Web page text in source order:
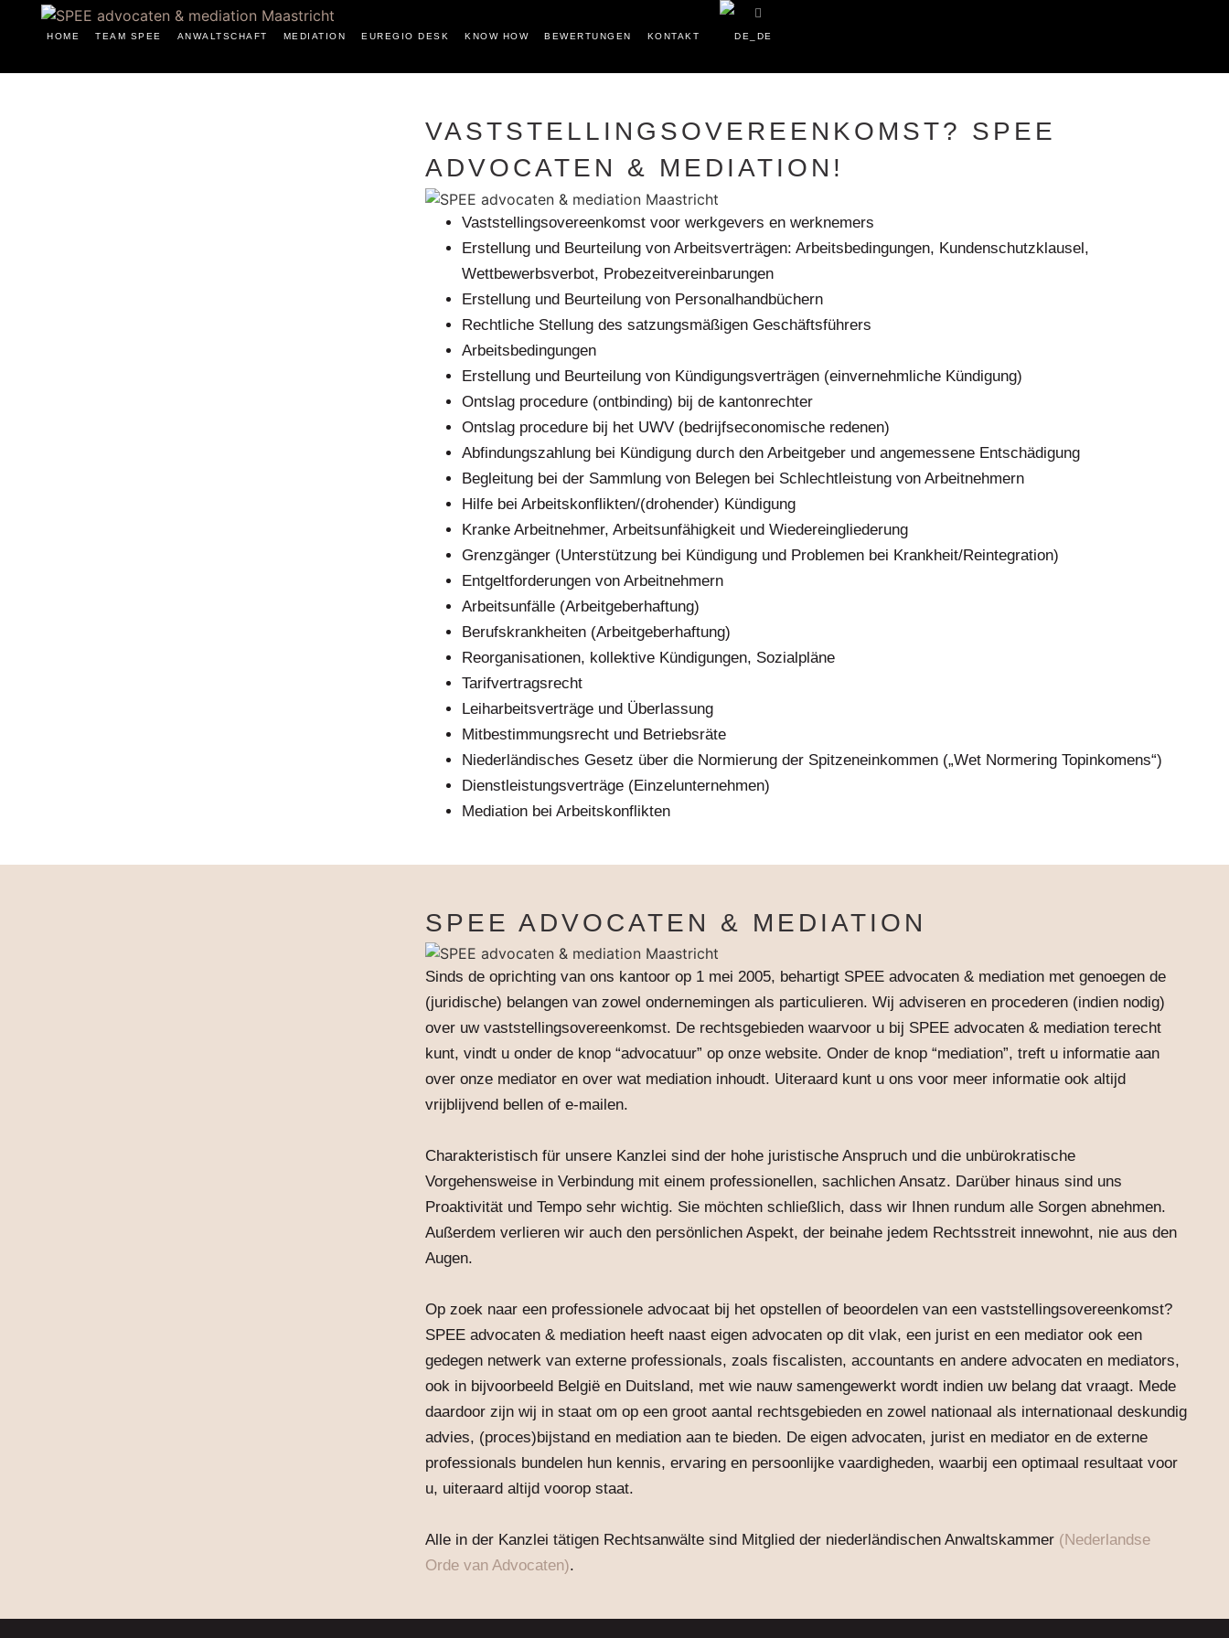
HOME TEAM SPEE ANWALTSCHAFT MEDIATION EUREGIO DESK KNOW HOW BEWERTUNGEN KONTAKT
VASTSTELLINGSOVEREENKOMST? SPEE
ADVOCATEN & MEDIATION!
Vaststellingsovereenkomst voor werkgevers en werknemers
Erstellung und Beurteilung von Arbeitsverträgen: Arbeitsbedingungen, Kundenschutzklausel,
Wettbewerbsverbot, Probezeitvereinbarungen
Erstellung und Beurteilung von Personalhandbüchern
Rechtliche Stellung des satzungsmäßigen Geschäftsführers
Arbeitsbedingungen
Erstellung und Beurteilung von Kündigungsverträgen (einvernehmliche Kündigung)
Ontslag procedure (ontbinding) bij de kantonrechter
Ontslag procedure bij het UWV (bedrijfseconomische redenen)
Abfindungszahlung bei Kündigung durch den Arbeitgeber und angemessene Entschädigung
Begleitung bei der Sammlung von Belegen bei Schlechtleistung von Arbeitnehmern
Hilfe bei Arbeitskonflikten/(drohender) Kündigung
Kranke Arbeitnehmer, Arbeitsunfähigkeit und Wiedereingliederung
Grenzgänger (Unterstützung bei Kündigung und Problemen bei Krankheit/Reintegration)
Entgeltforderungen von Arbeitnehmern
Arbeitsunfälle (Arbeitgeberhaftung)
Berufskrankheiten (Arbeitgeberhaftung)
Reorganisationen, kollektive Kündigungen, Sozialpläne
Tarifvertragsrecht
Leiharbeitsverträge und Überlassung
Mitbestimmungsrecht und Betriebsräte
Niederländisches Gesetz über die Normierung der Spitzeneinkommen („Wet Normering Topinkomens“)
Dienstleistungsverträge (Einzelunternehmen)
Mediation bei Arbeitskonflikten
SPEE ADVOCATEN & MEDIATION
Sinds de oprichting van ons kantoor op 1 mei 2005, behartigt SPEE advocaten & mediation met genoegen de
(juridische) belangen van zowel ondernemingen als particulieren. Wij adviseren en procederen (indien nodig)
over uw vaststellingsovereenkomst. De rechtsgebieden waarvoor u bij SPEE advocaten & mediation terecht
kunt, vindt u onder de knop “advocatuur” op onze website. Onder de knop “mediation”, treft u informatie aan
over onze mediator en over wat mediation inhoudt. Uiteraard kunt u ons voor meer informatie ook altijd
vrijblijvend bellen of e-mailen.
Charakteristisch für unsere Kanzlei sind der hohe juristische Anspruch und die unbürokratische
Vorgehensweise in Verbindung mit einem professionellen, sachlichen Ansatz. Darüber hinaus sind uns
Proaktivität und Tempo sehr wichtig. Sie möchten schließlich, dass wir Ihnen rundum alle Sorgen abnehmen.
Außerdem verlieren wir auch den persönlichen Aspekt, der beinahe jedem Rechtsstreit innewohnt, nie aus den
Augen.
Op zoek naar een professionele advocaat bij het opstellen of beoordelen van een vaststellingsovereenkomst?
SPEE advocaten & mediation heeft naast eigen advocaten op dit vlak, een jurist en een mediator ook een
gedegen netwerk van externe professionals, zoals fiscalisten, accountants en andere advocaten en mediators,
ook in bijvoorbeeld België en Duitsland, met wie nauw samengewerkt wordt indien uw belang dat vraagt. Mede
daardoor zijn wij in staat om op een groot aantal rechtsgebieden en zowel nationaal als internationaal deskundig
advies, (proces)bijstand en mediation aan te bieden. De eigen advocaten, jurist en mediator en de externe
professionals bundelen hun kennis, ervaring en persoonlijke vaardigheden, waarbij een optimaal resultaat voor
u, uiteraard altijd voorop staat.
Alle in der Kanzlei tätigen Rechtsanwälte sind Mitglied der niederländischen Anwaltskammer (Nederlandse
Orde van Advocaten).